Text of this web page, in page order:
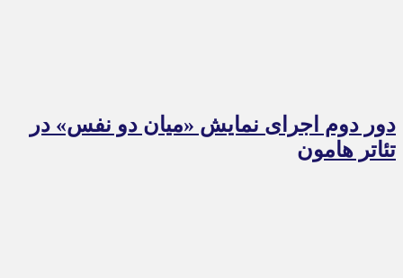
دور دوم اجرای نمایش «میان دو نفس» در
تئاتر هامون